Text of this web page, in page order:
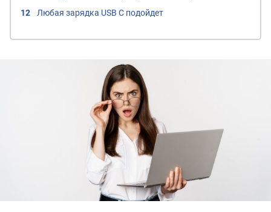
Любая зарядка USB C подойдет